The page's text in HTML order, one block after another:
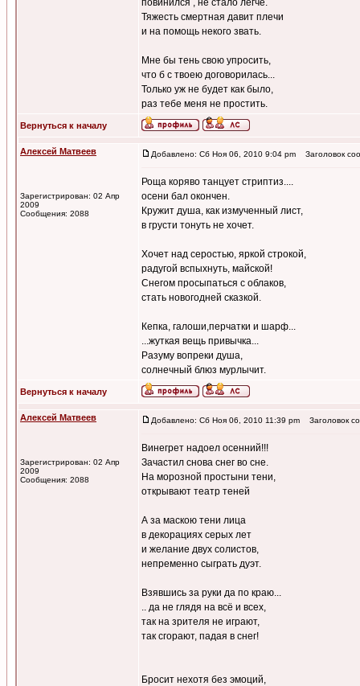
повинился , не стало легче.
Тяжесть смертная давит плечи
и на помощь некого звать.
Мне бы тень свою упросить,
что б с твоею договорилась...
Только уж не будет как было,
раз тебе меня не простить.
Вернуться к началу
Алексей Матвеев
Зарегистрирован: 02 Апр
2009
Сообщения: 2088
Добавлено: Сб Ноя 06, 2010 9:04 pm Заголовок
Роща коряво танцует стриптиз....
осени бал окончен.
Кружит душа, как измученный лист,
в грусти тонуть не хочет.
Хочет над серостью, яркой строкой,
радугой вспыхнуть, майской!
Снегом просыпаться с облаков,
стать новогодней сказкой.
Кепка, галоши,перчатки и шарф...
...жуткая вещь привычка...
Разуму вопреки душа,
солнечный блюз мурлычит.
Вернуться к началу
Алексей Матвеев
Зарегистрирован: 02 Апр
2009
Сообщения: 2088
Добавлено: Сб Ноя 06, 2010 11:39 pm Заголовок
Винегрет надоел осенний!!!
Зачастил снова снег во сне.
На морозной простыни тени,
открывают театр теней
А за маскою тени лица
в декорациях серых лет
и желание двух солистов,
непременно сыграть дуэт.
Взявшись за руки да по краю...
.. да не глядя на всё и всех,
так на зрителя не играют,
так сгорают, падая в снег!
Бросит нехотя без эмоций,